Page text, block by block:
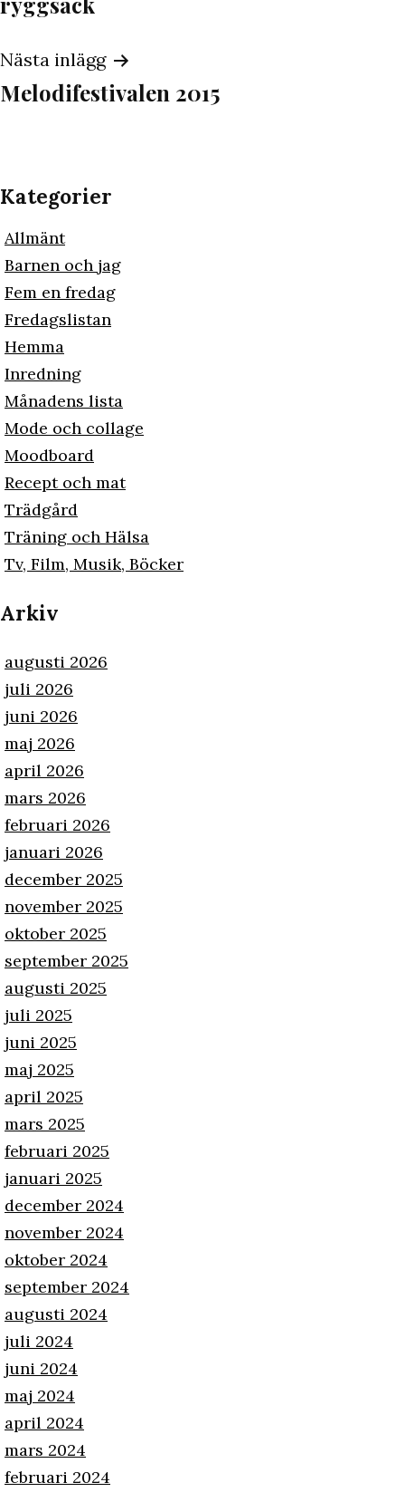
Nästa inlägg
Melodifestivalen 2015
Kategorier
Allmänt
Barnen och jag
Fem en fredag
Fredagslistan
Hemma
Inredning
Månadens lista
Mode och collage
Moodboard
Recept och mat
Trädgård
Träning och Hälsa
Tv, Film, Musik, Böcker
Arkiv
augusti 2026
juli 2026
juni 2026
maj 2026
april 2026
mars 2026
februari 2026
januari 2026
december 2025
november 2025
oktober 2025
september 2025
augusti 2025
juli 2025
juni 2025
maj 2025
april 2025
mars 2025
februari 2025
januari 2025
december 2024
november 2024
oktober 2024
september 2024
augusti 2024
juli 2024
juni 2024
maj 2024
april 2024
mars 2024
februari 2024